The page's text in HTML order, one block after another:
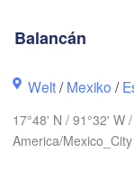
Balancán
Welt/Mexiko /
17°48' N / 91°32' W
America/